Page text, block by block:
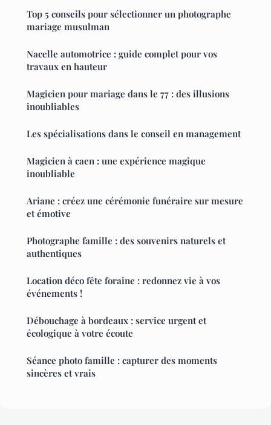
Top 5 conseils pour sélectionner un photographe
mariage musulman
Nacelle automotrice : guide complet pour vos
travaux en hauteur
Magicien pour mariage dans le 77 : des illusions
inoubliables
Les spécialisations dans le conseil en management
Magicien à caen : une expérience magique
inoubliable
Ariane : créez une cérémonie funéraire sur mesure
et émotive
Photographe famille : des souvenirs naturels et
authentiques
Location déco fête foraine : redonnez vie à vos
événements !
Débouchage à bordeaux : service urgent et
écologique à votre écoute
Séance photo famille : capturer des moments
sincères et vrais